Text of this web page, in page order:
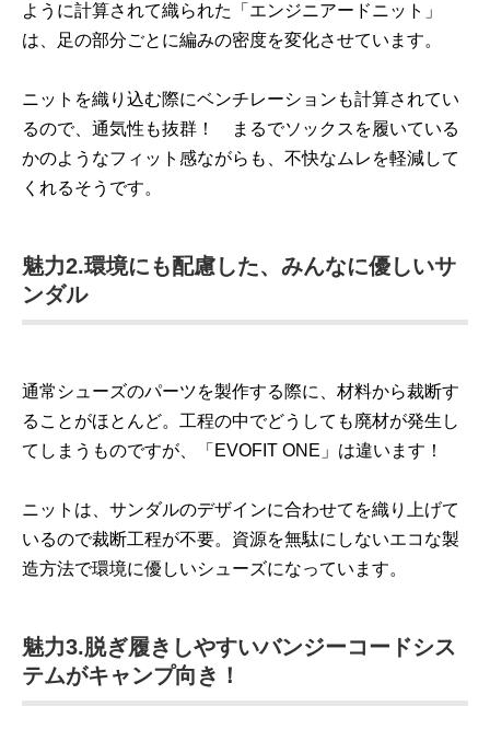
ように計算されて織られた「エンジニアードニット」
は、足の部分ごとに編みの密度を変化させています。
ニットを織り込む際にベンチレーションも計算されてい
るので、通気性も抜群！ まるでソックスを履いている
かのようなフィット感ながらも、不快なムレを軽減して
くれるそうです。
魅力2.環境にも配慮した、みんなに優しいサ
ンダル
通常シューズのパーツを製作する際に、材料から裁断す
ることがほとんど。工程の中でどうしても廃材が発生し
てしまうものですが、「EVOFIT ONE」は違います！
ニットは、サンダルのデザインに合わせてを織り上げて
いるので裁断工程が不要。資源を無駄にしないエコな製
造方法で環境に優しいシューズになっています。
魅力3.脱ぎ履きしやすいバンジーコードシス
テムがキャンプ向き！